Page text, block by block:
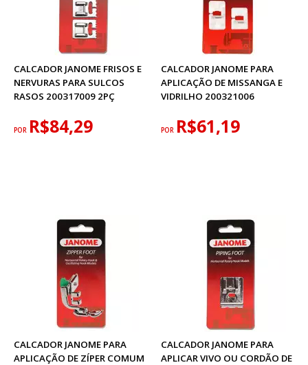
CALCADOR JANOME FRISOS E
NERVURAS PARA SULCOS
RASOS 200317009 2PÇ
POR R$84,29
CALCADOR JANOME PARA
APLICAÇÃO DE MISSANGA E
VIDRILHO 200321006
POR R$61,19
CALCADOR JANOME PARA
APLICAÇÃO DE ZÍPER COMUM
CALCADOR JANOME PARA
APLICAR VIVO OU CORDÃO DE